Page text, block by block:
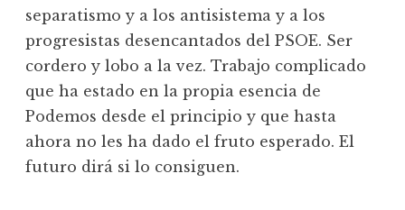
separatismo y a los antisistema y a los
progresistas desencantados del PSOE. Ser
cordero y lobo a la vez. Trabajo complicado
que ha estado en la propia esencia de
Podemos desde el principio y que hasta
ahora no les ha dado el fruto esperado. El
futuro dirá si lo consiguen.